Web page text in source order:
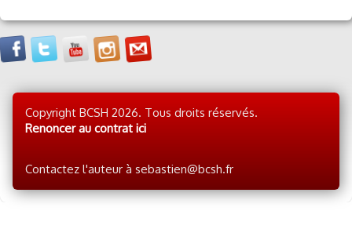
Copyright BCSH 2026. Tous droits réservés.
Renoncer au contrat ici
Contactez l'auteur à sebastien@bcsh.fr